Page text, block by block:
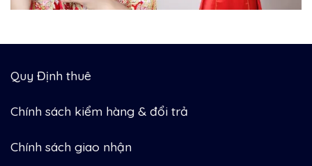
Quy Định thuê
Chính sách kiểm hàng & đổi trả
Chính sách giao nhận